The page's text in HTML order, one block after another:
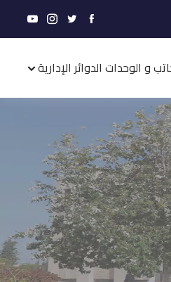
و الوحدات الدوائر الإدارية